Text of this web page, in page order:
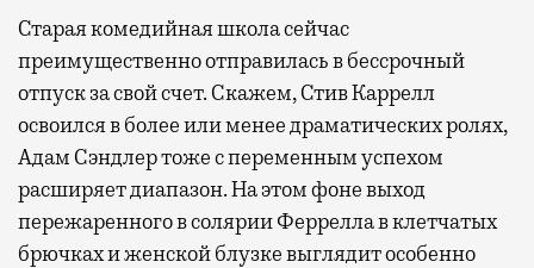
Старая комедийная школа сейчас
преимущественно отправилась в бессрочный
отпуск за свой счет. Скажем, Стив Каррелл
освоился в более или менее драматических ролях,
Адам Сэндлер тоже с переменным успехом
расширяет диапазон. На этом фоне выход
пережаренного в солярии Феррелла в клетчатых
брючках и женской блузке выглядит особенно